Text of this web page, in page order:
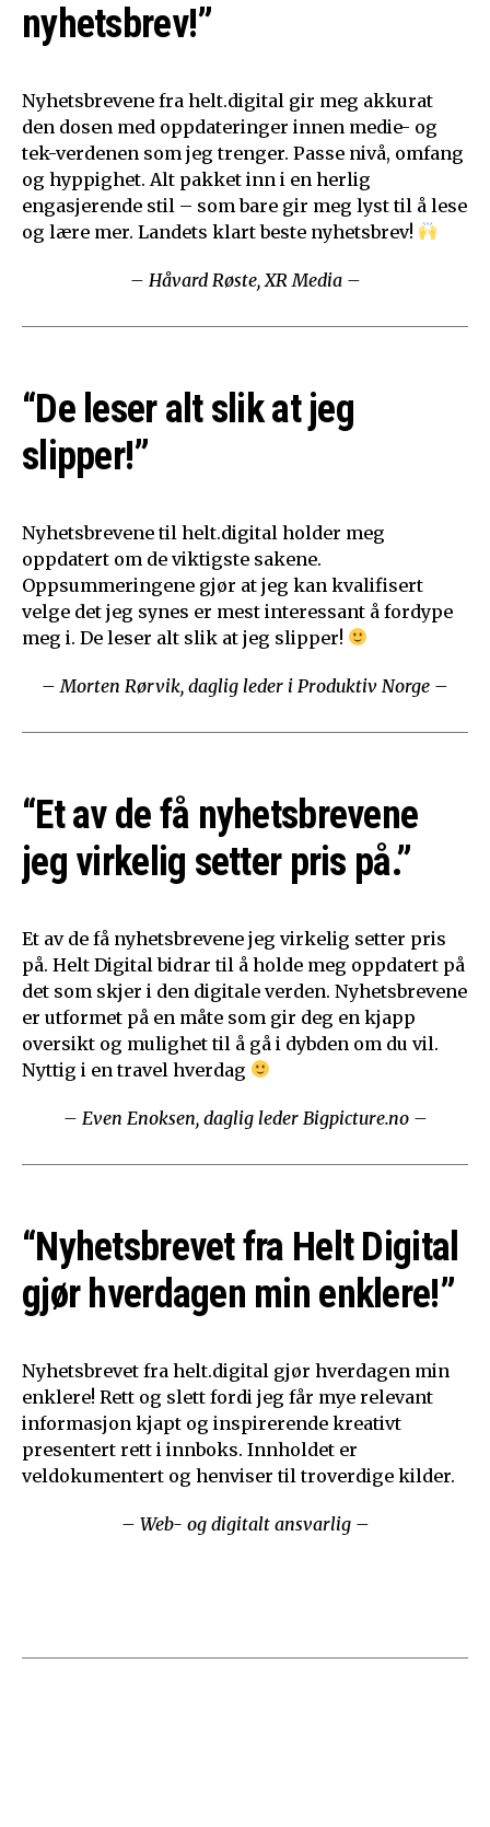
nyhetsbrev!”
Nyhetsbrevene fra helt.digital gir meg akkurat
den dosen med oppdateringer innen medie- og
tek-verdenen som jeg trenger. Passe nivå, omfang
og hyppighet. Alt pakket inn i en herlig
engasjerende stil – som bare gir meg lyst til å lese
og lære mer. Landets klart beste nyhetsbrev!
– Håvard Røste, XR Media –
“De leser alt slik at jeg
slipper!”
Nyhetsbrevene til helt.digital holder meg
oppdatert om de viktigste sakene.
Oppsummeringene gjør at jeg kan kvalifisert
velge det jeg synes er mest interessant å fordype
meg i. De leser alt slik at jeg slipper!
– Morten Rørvik, daglig leder i Produktiv Norge –
“Et av de få nyhetsbrevene
jeg virkelig setter pris på.”
Et av de få nyhetsbrevene jeg virkelig setter pris
på. Helt Digital bidrar til å holde meg oppdatert på
det som skjer i den digitale verden. Nyhetsbrevene
er utformet på en måte som gir deg en kjapp
oversikt og mulighet til å gå i dybden om du vil.
Nyttig i en travel hverdag
– Even Enoksen, daglig leder Bigpicture.no –
“Nyhetsbrevet fra Helt Digital
gjør hverdagen min enklere!”
Nyhetsbrevet fra helt.digital gjør hverdagen min
enklere! Rett og slett fordi jeg får mye relevant
informasjon kjapt og inspirerende kreativt
presentert rett i innboks. Innholdet er
veldokumentert og henviser til troverdige kilder.
– Web- og digitalt ansvarlig –